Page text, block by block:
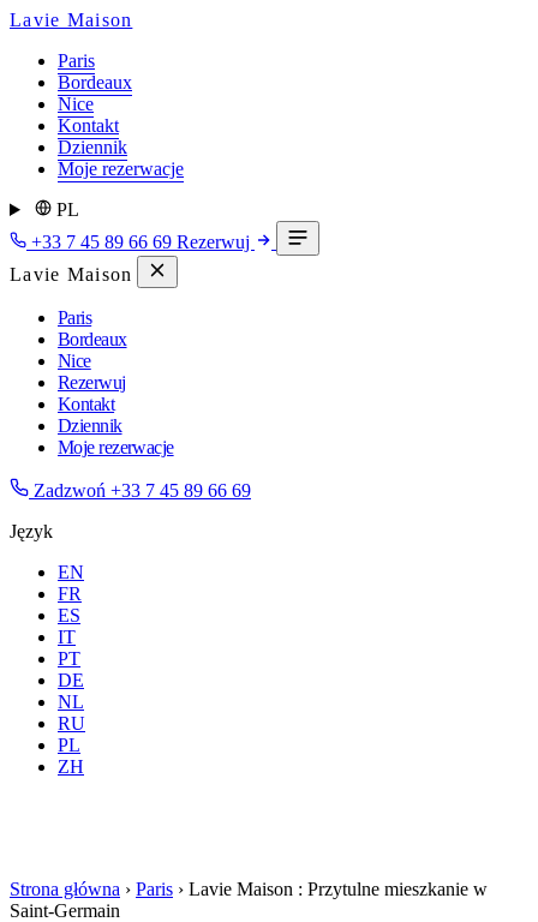
Lavie Maison
Paris
Bordeaux
Nice
Kontakt
Dziennik
Moje rezerwacje
PL
+33 7 45 89 66 69 Rezerwuj
Lavie Maison
Paris
Bordeaux
Nice
Rezerwuj
Kontakt
Dziennik
Moje rezerwacje
Zadzwoń +33 7 45 89 66 69
Język
EN
FR
ES
IT
PT
DE
NL
RU
PL
ZH
Gdzie Wszystkie
Strona główna › Paris › Lavie Maison : Przytulne mieszkanie w
Saint-Germain